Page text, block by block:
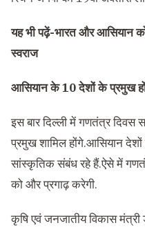
यह भी पढ़ें-भारत और आसियान
स्वराज
आसियान के 10 देशों के प्रमुख
इस बार दिल्ली में गणतंत्र
प्रमुख शामिल होंगे.आसियान देशों
सांस्कृतिक संबंध रहे हैं.ऐसे में
को और प्रगाढ़ करेगी.
कृषि एवं जनजातीय विकास मंत्री